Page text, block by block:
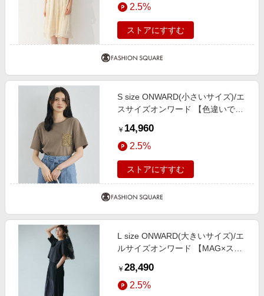
2.5%
ストアにすすむ
S size ONWARD(小さいサイズ)/エ
スサイズオンワード 【色違いで揃
グルポケットＴシャツ ブラウン 32
￥ 14,960
2.5%
ストアにすすむ
L size ONWARD(大きいサイズ)/エ
ルサイズオンワード 【MAG×スタ
ットアップ ネイビーラメ×ネイビー
46
￥ 28,490
2.5%